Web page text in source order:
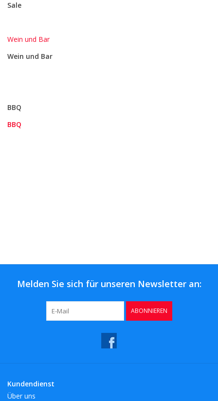
Sale
Wein und Bar
Wein und Bar
BBQ
BBQ
Melden Sie sich für unseren Newsletter an:
ABONNIEREN
Kundendienst
Über uns